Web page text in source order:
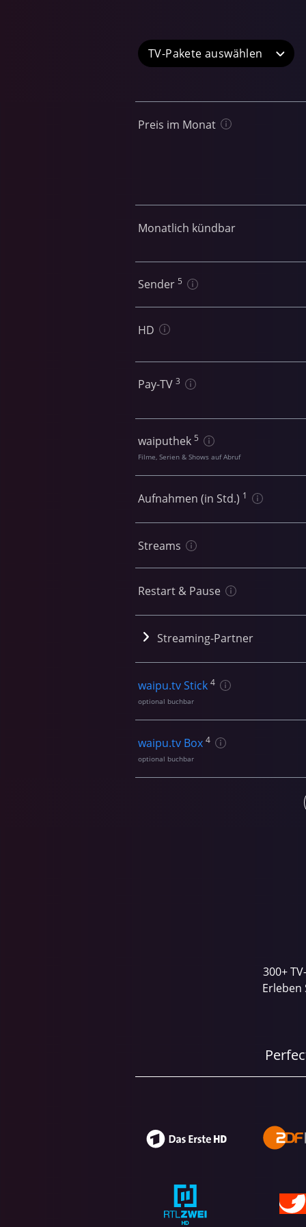
TV-Pakete
Preis im Monat
Monatlich kündbar
Sender 5
HD
Pay-TV 3
waiputhek 5
Filme, Serien & Shows auf Abruf
Aufnahmen (in Std.) 1
Streams
Restart & Pause
Streaming-Partner
waipu.tv Stick 4
optional buchbar
waipu.tv Box 4
optional buchbar
300+
Erleben